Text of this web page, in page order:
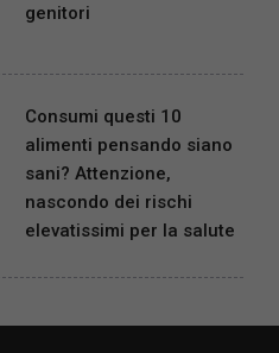
genitori
Consumi questi 10
alimenti pensando siano
sani? Attenzione,
nascondo dei rischi
elevatissimi per la salute